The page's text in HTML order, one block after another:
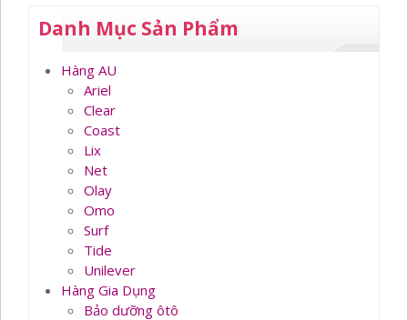
Danh Mục Sản Phẩm
Hàng AU
Ariel
Clear
Coast
Lix
Net
Olay
Omo
Surf
Tide
Unilever
Hàng Gia Dụng
Bảo dưỡng ôtô